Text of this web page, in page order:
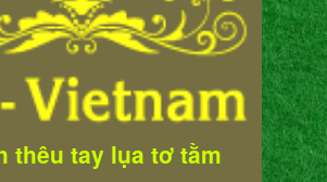
thêu tay lụa tơ tằm